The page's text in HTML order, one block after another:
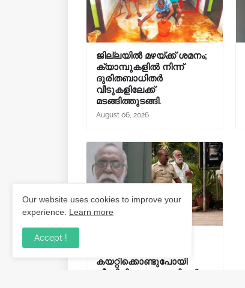
ജില്ലയിൽ മഴയ്ക്ക് ശമനം;
ക്യാമ്പുകളിൽ നിന്ന്
ദുരിതബാധിതർ
വീടുകളിലേക്ക്
മടങ്ങിത്തുടങ്ങി.
August 06, 2026
കയറ്റിക്കൊണ്ടുപോയി
പീഡിപ്പിച്ചു; വയോധികൻ
Our website uses cookies to improve your
experience. Learn more
Accept !